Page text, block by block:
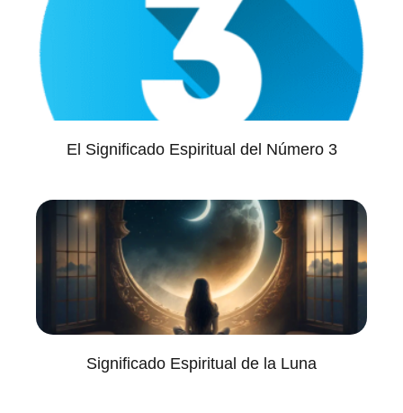
El Significado Espiritual del Número 3
Significado Espiritual de la Luna